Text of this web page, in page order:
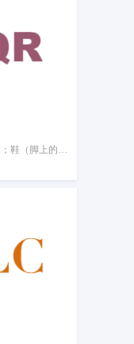
服装；婴儿全套衣；游泳衣；鞋（脚上的穿着物）；靴；帽；袜；手套（服装）；围巾；腰带